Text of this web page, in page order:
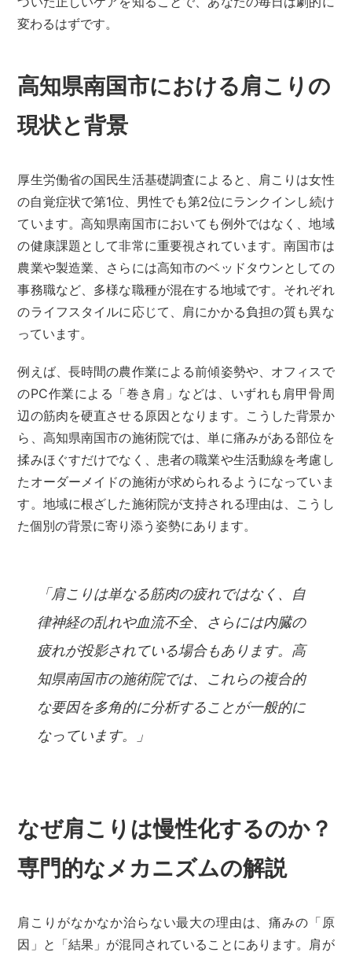
変わるはずです。
高知県南国市における肩こりの
現状と背景
厚生労働省の国民生活基礎調査によると、肩こりは女性
の自覚症状で第1位、男性でも第2位にランクインし続け
ています。高知県南国市においても例外ではなく、地域
の健康課題として非常に重要視されています。南国市は
農業や製造業、さらには高知市のベッドタウンとしての
事務職など、多様な職種が混在する地域です。それぞれ
のライフスタイルに応じて、肩にかかる負担の質も異な
っています。
例えば、長時間の農作業による前傾姿勢や、オフィスで
のPC作業による「巻き肩」などは、いずれも肩甲骨周
辺の筋肉を硬直させる原因となります。こうした背景か
ら、高知県南国市の施術院では、単に痛みがある部位を
揉みほぐすだけでなく、患者の職業や生活動線を考慮し
たオーダーメイドの施術が求められるようになっていま
す。地域に根ざした施術院が支持される理由は、こうし
た個別の背景に寄り添う姿勢にあります。
「肩こりは単なる筋肉の疲れではなく、自
律神経の乱れや血流不全、さらには内臓の
疲れが投影されている場合もあります。高
知県南国市の施術院では、これらの複合的
な要因を多角的に分析することが一般的に
なっています。」
なぜ肩こりは慢性化するのか？
専門的なメカニズムの解説
肩こりがなかなか治らない最大の理由は、痛みの「原
因」と「結果」が混同されていることにあります。肩が